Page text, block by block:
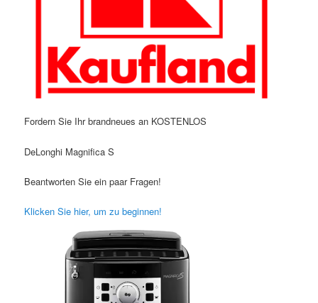
Fordern Sie Ihr brandneues an KOSTENLOS
DeLonghi Magnifica S
Beantworten Sie ein paar Fragen!
Klicken Sie hier, um zu beginnen!